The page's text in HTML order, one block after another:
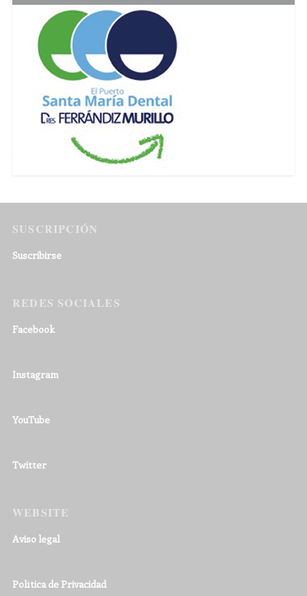
SUSCRIPCIÓN
Suscribirse
REDES SOCIALES
Facebook
Instagram
YouTube
Twitter
WEBSITE
Aviso legal
Política de Privacidad